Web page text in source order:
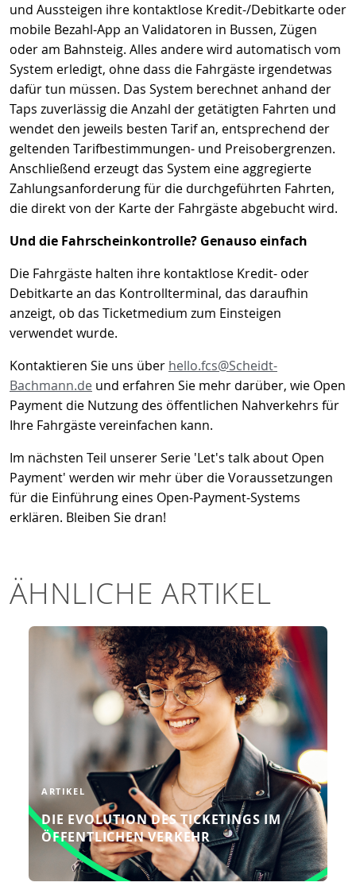
und Aussteigen ihre kontaktlose Kredit-/Debitkarte oder
mobile Bezahl-App an Validatoren in Bussen, Zügen
oder am Bahnsteig. Alles andere wird automatisch vom
System erledigt, ohne dass die Fahrgäste irgendetwas
dafür tun müssen. Das System berechnet anhand der
Taps zuverlässig die Anzahl der getätigten Fahrten und
wendet den jeweils besten Tarif an, entsprechend der
geltenden Tarifbestimmungen- und Preisobergrenzen.
Anschließend erzeugt das System eine aggregierte
Zahlungsanforderung für die durchgeführten Fahrten,
die direkt von der Karte der Fahrgäste abgebucht wird.
Und die Fahrscheinkontrolle? Genauso einfach
Die Fahrgäste halten ihre kontaktlose Kredit- oder
Debitkarte an das Kontrollterminal, das daraufhin
anzeigt, ob das Ticketmedium zum Einsteigen
verwendet wurde.
Kontaktieren Sie uns über hello.fcs@Scheidt-
Bachmann.de und erfahren Sie mehr darüber, wie Open
Payment die Nutzung des öffentlichen Nahverkehrs für
Ihre Fahrgäste vereinfachen kann.
Im nächsten Teil unserer Serie 'Let's talk about Open
Payment' werden wir mehr über die Voraussetzungen
für die Einführung eines Open-Payment-Systems
erklären. Bleiben Sie dran!
ÄHNLICHE ARTIKEL
ARTIKEL
DIE EVOLUTION DES TICKETINGS IM
ÖFFENTLICHEN VERKEHR
Die Einführung des Account-
basierten Ticketings (ABT) hat den
öffentlichen Verkehr nachhaltig
verändert und vereinfacht. Um
diesen grundlegenden Wandel besser
zu verstehen, werfen ...
WEITERLESEN